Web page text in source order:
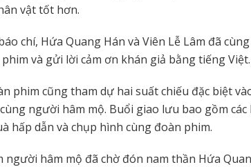
vật tốt hơn.
chí, Hứa Quang Hán và Viên Lễ Lâm đã
và gửi lời cảm ơn khán giả bằng tiếng Việt.
phim cũng tham dự hai suất chiếu đặc biệt
người hâm mộ. Buổi giao lưu bao gồm
hấp dẫn và chụp hình cùng đoàn phim.
người hâm mộ đã chờ đón nam thần Hứa